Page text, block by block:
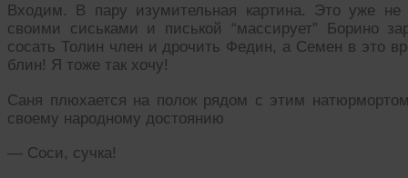
Входим. В пару изумительная картина. Это уже
своими сиськами и писькой “массирует” Борино
сосать Толин член и дрочить Федин, а Семен в это
блин! Я тоже так хочу!
Саня плюхается на полок рядом с этим
своему народному достоянию
— Соси, сучка!